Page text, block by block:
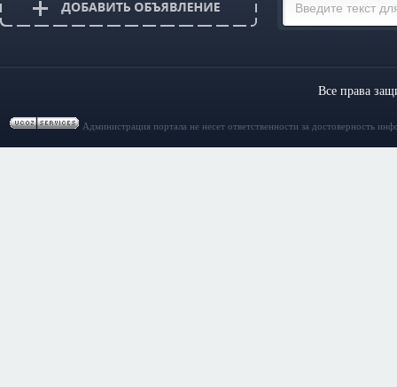
Все права
Администрация портала не несет ответственности за достоверность